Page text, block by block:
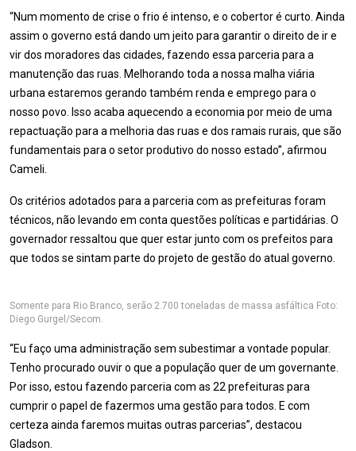
“Num momento de crise o frio é intenso, e o cobertor é curto. Ainda
assim o governo está dando um jeito para garantir o direito de ir e
vir dos moradores das cidades, fazendo essa parceria para a
manutenção das ruas. Melhorando toda a nossa malha viária
urbana estaremos gerando também renda e emprego para o
nosso povo. Isso acaba aquecendo a economia por meio de uma
repactuação para a melhoria das ruas e dos ramais rurais, que são
fundamentais para o setor produtivo do nosso estado”, afirmou
Cameli.
Os critérios adotados para a parceria com as prefeituras foram
técnicos, não levando em conta questões políticas e partidárias. O
governador ressaltou que quer estar junto com os prefeitos para
que todos se sintam parte do projeto de gestão do atual governo.
Somente para Rio Branco, serão 2.700 toneladas de massa asfáltica Foto:
Diego Gurgel/Secom.
“Eu faço uma administração sem subestimar a vontade popular.
Tenho procurado ouvir o que a população quer de um governante.
Por isso, estou fazendo parceria com as 22 prefeituras para
cumprir o papel de fazermos uma gestão para todos. E com
certeza ainda faremos muitas outras parcerias”, destacou
Gladson.